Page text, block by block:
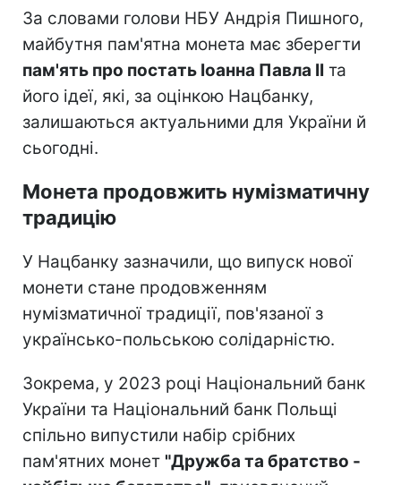
За словами голови НБУ Андрія Пишного,
майбутня пам'ятна монета має зберегти
пам'ять про постать Іоанна Павла II та
його ідеї, які, за оцінкою Нацбанку,
залишаються актуальними для України й
сьогодні.
Монета продовжить нумізматичну
традицію
У Нацбанку зазначили, що випуск нової
монети стане продовженням
нумізматичної традиції, пов'язаної з
українсько-польською солідарністю.
Зокрема, у 2023 році Національний банк
України та Національний банк Польщі
спільно випустили набір срібних
пам'ятних монет "Дружба та братство -